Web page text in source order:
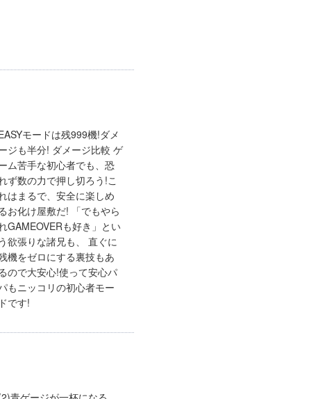
モードは残999機!ダメ
ジも半分! ダメージ比較 ゲ
ム苦手な初心者でも、恐
ず数の力で押し切ろう!こ
はまるで、安全に楽しめ
お化け屋敷だ! 「でもやら
GAMEOVERも好き」とい
う欲張りな諸兄も、 直ぐに
機をゼロにする裏技もあ
ので大安心!使って安心パ
もニッコリの初心者モー
ドです!